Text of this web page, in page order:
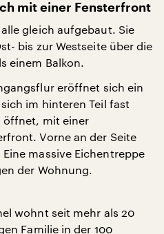
mit einer Fensterfront
gleich aufgebaut. Sie
bis zur Westseite über die
einem Balkon.
eröffnet sich ein
im hinteren Teil fast
öffnet, mit einer
Vorne an der Seite
massive Eichentreppe
der Wohnung.
wohnt seit mehr als 20
Familie in der 100